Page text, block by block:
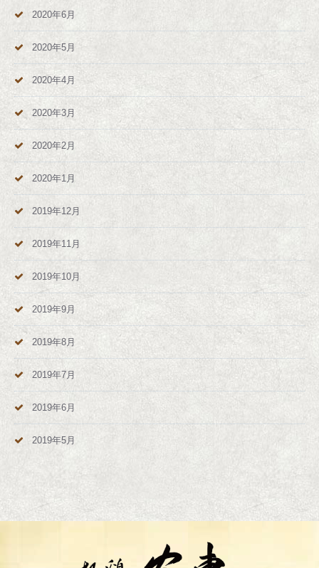
2020年6月
2020年5月
2020年4月
2020年3月
2020年2月
2020年1月
2019年12月
2019年11月
2019年10月
2019年9月
2019年8月
2019年7月
2019年6月
2019年5月